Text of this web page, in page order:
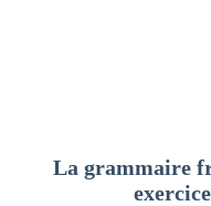
La grammaire